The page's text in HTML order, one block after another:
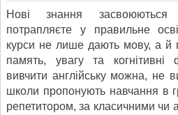
Нові знання
потрапляєте у правильне
курси не лише дають мову, а й
память, увагу та когнітивні
вивчити англійську можна, не
школи пропонують навчання в
репетитором, за класичними чи